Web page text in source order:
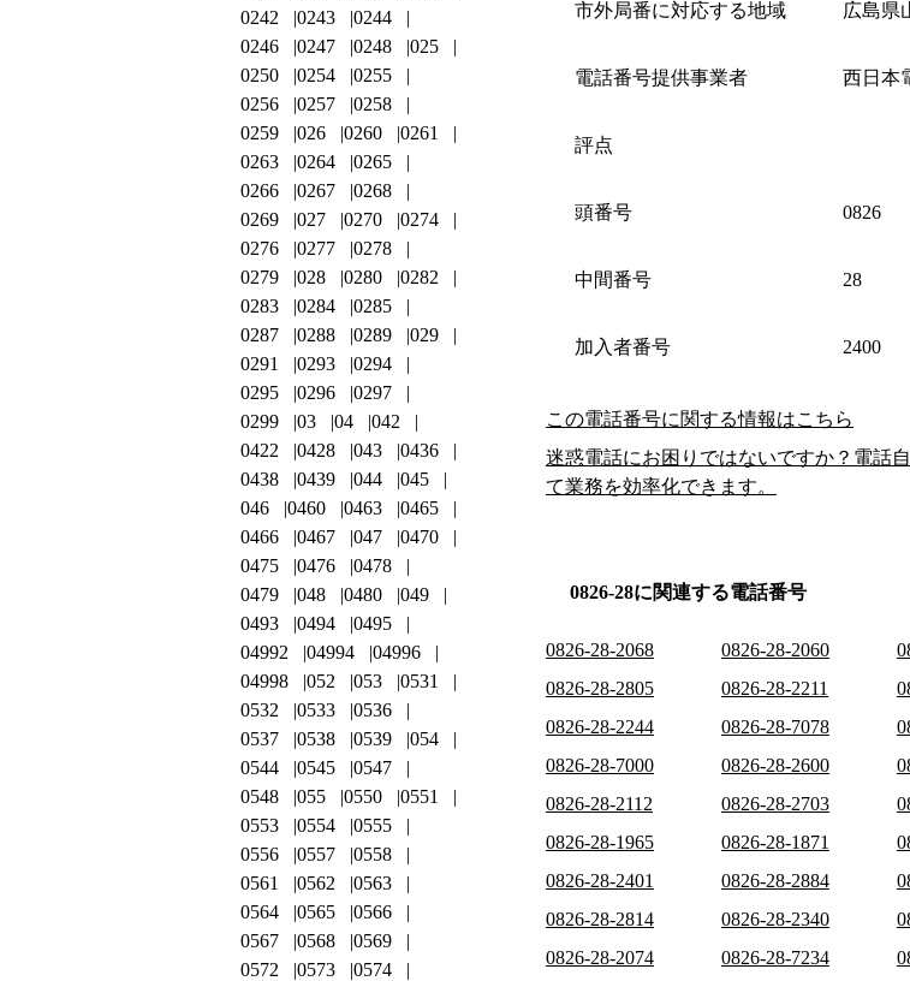
市外局番に対応する地域 広島県
電話番号提供事業者 西日本
評点
頭番号 0826
中間番号 28
加入者番号 2400
この電話番号に関する情報はこちら
迷惑電話にお困りではないですか？電話
て業務を効率化できます。
0826-28に関連する電話番号
0826-28-2068 0826-28-2060
0826-28-2805
0826-28-2211
0826-28-2244
0826-28-7078
0826-28-7000
0826-28-2600
0826-28-2112
0826-28-2703
0826-28-1965
0826-28-1871
0826-28-2401
0826-28-2884
0826-28-2814
0826-28-2340
0826-28-2074
0826-28-7234
0242
0243
0244
0246
0247 0248
025
0250
0254
0255
0256
0257
0258
0259
026 0260
0261
0263
0264
0265
0266
0267
0268
0269
027 0270
0274
0276
0277
0278
0279
028 0280
0282
0283
0284
0285
0287
0288 0289
029
0291
0293
0294
0295
0296
0297
0299
03 04
042
0422
0428 043
0436
0438
0439 044
045
046
0460 0463
0465
0466
0467 047
0470
0475
0476
0478
0479
048 0480
049
0493
0494
0495
04992
04994
04996
04998
052 053
0531
0532
0533
0536
0537
0538 0539
054
0544
0545
0547
0548
055 0550
0551
0553
0554
0555
0556
0557
0558
0561
0562
0563
0564
0565
0566
0567
0568
0569
0572
0573
0574